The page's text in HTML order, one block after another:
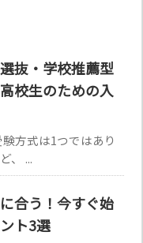
抜・学校推薦型
校生のための入
方式は1つではあり
、 ...
合う！今すぐ始
ト3選